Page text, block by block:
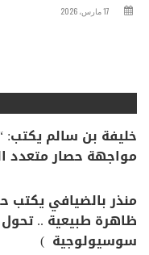
17 مارس، 2026
خليفة بن سالم
مواجهة حصار متعدد
منذر بالضيافي يكتب
ظاهرة طبيعية ..
سوسيولوجية )